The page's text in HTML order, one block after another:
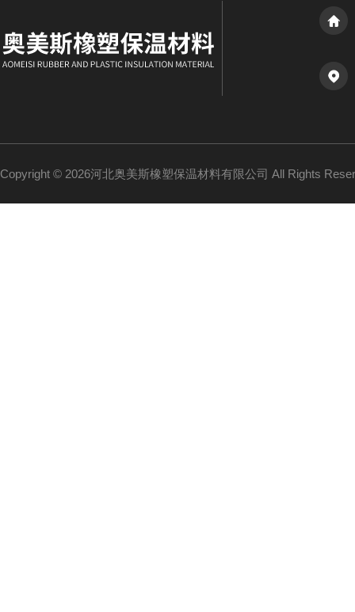
Copyright © 2026河北奥美斯橡塑保温材料有限公司 All Rights